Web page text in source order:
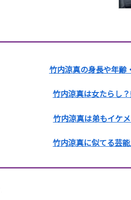
竹内涼真の身長や年齢
竹内涼真は女たらし
竹内涼真は弟もイケ
竹内涼真に似てる芸